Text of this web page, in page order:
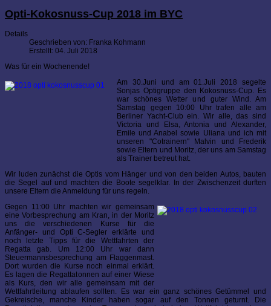
Opti-Kokosnuss-Cup 2018 im BYC
Details
Geschrieben von: Franka Kohmann
Erstellt: 04. Juli 2018
Was für ein Wochenende!
Am 30.Juni und am 01.Juli 2018 segelte
Sonjas Optigruppe den Kokosnuss-Cup. Es
war schönes Wetter und guter Wind. Am
Samstag gegen 10:00 Uhr trafen alle am
Berliner Yacht-Club ein. Wir alle, das sind
Victoria und Elsa, Antonia und Alexander,
Emile und Anabel sowie Uliana und ich mit
unseren "Cotrainern" Malvin und Frederik
sowie Eltern und Moritz, der uns am Samstag
als Trainer betreut hat.
Wir luden zunächst die Optis vom Hänger und von den beiden Autos, bauten
die Segel auf und machten die Boote segelklar. In der Zwischenzeit durften
unsere Eltern die Anmeldung für uns regeln.
Gegen 11:00 Uhr machten wir gemeinsam
eine Vorbesprechung am Kran, in der Moritz
uns die verschiedenen Kurse für die
Anfänger- und Opti C-Segler erklärte und
noch letzte Tipps für die Wettfahrten der
Regatta gab. Um 12:00 Uhr war dann
Steuermannsbesprechung am Flaggenmast.
Dort wurden die Kurse noch einmal erklärt.
Es lagen die Regattatonnen auf einer Wiese
als Kurs, den wir alle gemeinsam mit der
Wettfahrtleitung ablaufen sollten. Es war ein ganz schönes Getümmel und
Gekreische, manche Kinder haben sogar auf den Tonnen geturnt. Die